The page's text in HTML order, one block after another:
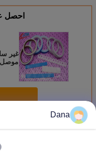
احصل
غير
أكثرشريط لاصق حراري
Dana